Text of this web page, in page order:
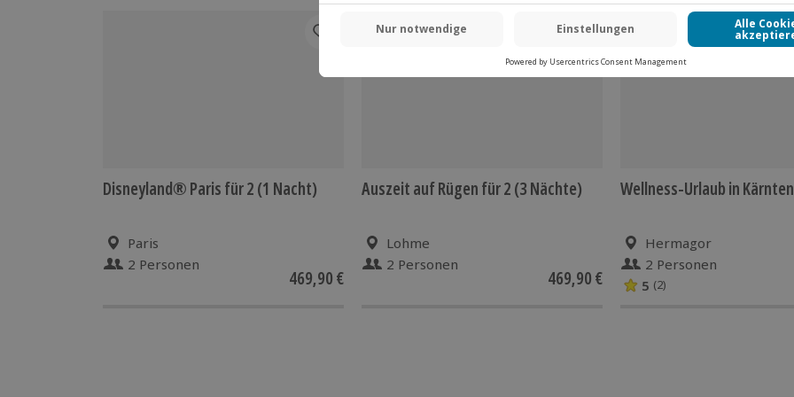
Disneyland® Paris für 2 (1 Nacht)
Paris
2 Personen
469,90 €
Auszeit auf Rügen für 2 (3 Nächte)
Lohme
2 Personen
469,90 €
Wellness-Urlaub in
Hermagor
2 Personen
5 (2)